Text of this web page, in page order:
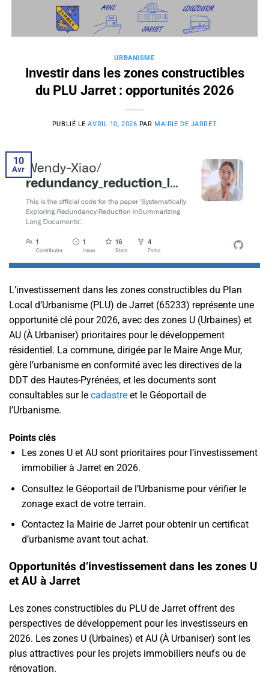
contenu
URBANISME
Investir dans les zones constructibles
du PLU Jarret : opportunités 2026
PUBLIÉ LEAVRIL 10, 2026 PAR MAIRIE DE JARRET
10
Avr
L’investissement dans les zones constructibles du Plan
Local d’Urbanisme (PLU) de Jarret (65233) représente une
opportunité clé pour 2026, avec des zones U (Urbaines) et
AU (À Urbaniser) prioritaires pour le développement
résidentiel. La commune, dirigée par le Maire Ange Mur,
gère l’urbanisme en conformité avec les directives de la
DDT des Hautes-Pyrénées, et les documents sont
consultables sur le cadastre et le Géoportail de
l’Urbanisme.
Points clés
Les zones U et AU sont prioritaires pour l’investissement
immobilier à Jarret en 2026.
Consultez le Géoportail de l’Urbanisme pour vérifier le
zonage exact de votre terrain.
Contactez la Mairie de Jarret pour obtenir un certificat
d’urbanisme avant tout achat.
Opportunités d’investissement dans les zones U
et AU à Jarret
Les zones constructibles du PLU de Jarret offrent des
perspectives de développement pour les investisseurs en
2026. Les zones U (Urbaines) et AU (À Urbaniser) sont les
plus attractives pour les projets immobiliers neufs ou de
rénovation.